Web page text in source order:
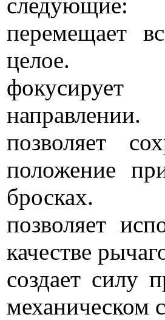
перемещает
целое.
направлении.
позволяет
положение
бросках.
позволяет
качестве
создает силу
механическом